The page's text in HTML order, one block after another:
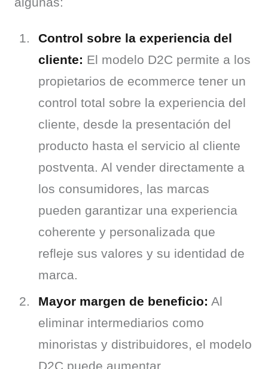
Control sobre la experiencia del
cliente: El modelo D2C permite a los
propietarios de ecommerce tener un
control total sobre la experiencia del
cliente, desde la presentación del
producto hasta el servicio al cliente
postventa. Al vender directamente a
los consumidores, las marcas
pueden garantizar una experiencia
coherente y personalizada que
refleje sus valores y su identidad de
marca.
Mayor margen de beneficio: Al
eliminar intermediarios como
minoristas y distribuidores, el modelo
D2C puede aumentar